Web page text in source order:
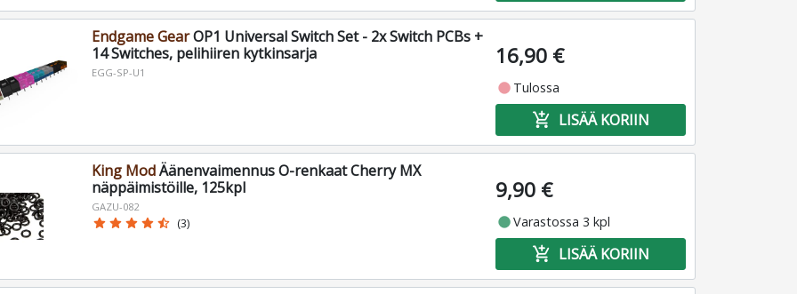
Endgame GearOP1 Universal Switch Set - 2x Switch PCBs +
14 Switches, pelihiiren kytkinsarja
EGG-SP-U1
16,90 €
fiber_manual_record Tulossa
add_shopping_cart LISÄÄ KORIIN
King ModÄänenvaimennus O-renkaat Cherry MX
näppäimistöille, 125kpl
GAZU-082
star star star star star_half (3)
9,90 €
fiber_manual_recordVarastossa 3 kpl
add_shopping_cart LISÄÄ KORIIN